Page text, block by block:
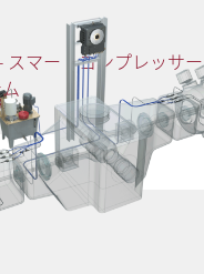
スマートコンプレッサー